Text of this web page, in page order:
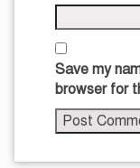
Save my
browser for